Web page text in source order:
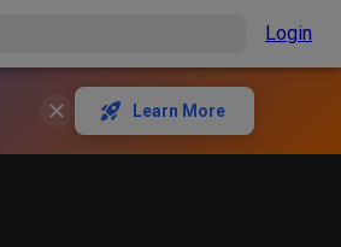
Login
Learn More